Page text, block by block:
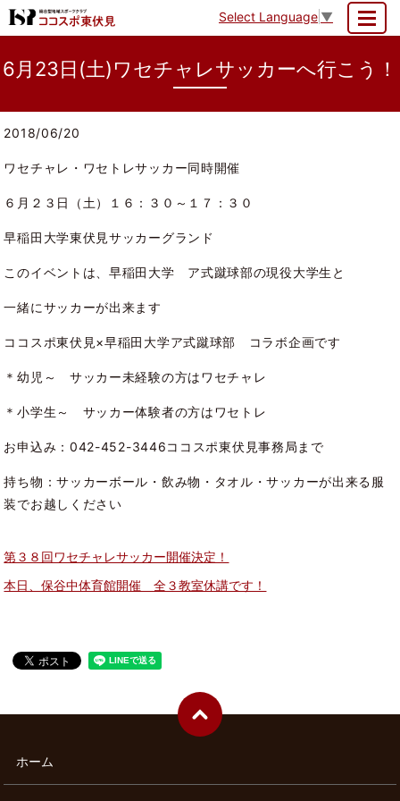
Select Language ▼
6月23日(土)ワセチャレサッカーへ行こう！
2018/06/20
ワセチャレ・ワセトレサッカー同時開催
６月２３日（土）１６：３０～１７：３０
早稲田大学東伏見サッカーグランド
このイベントは、早稲田大学 ア式蹴球部の現役大学生と
一緒にサッカーが出来ます
ココスポ東伏見×早稲田大学ア式蹴球部 コラボ企画です
＊幼児～ サッカー未経験の方はワセチャレ
＊小学生～ サッカー体験者の方はワセトレ
お申込み：042-452-3446ココスポ東伏見事務局まで
持ち物：サッカーボール・飲み物・タオル・サッカーが出来る服
装でお越しください
第３８回ワセチャレサッカー開催決定！
本日、保谷中体育館開催 全３教室休講です！
ホーム